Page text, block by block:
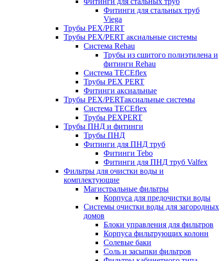
Фитинги для стальных труб
Viega
Трубы PEX/PERT
Трубы PEX/PERT аксиальные системы
Система Rehau
Трубы из сшитого полиэтилена и
фитинги Rehau
Система TECEflex
Трубы PEX PERT
Фитинги аксиальные
Трубы PEX/PERTаксиальные системы
Система TECEflex
Трубы PEXPERT
Трубы ПНД и фитинги
Трубы ПНД
Фитинги для ПНД труб
Фитинги Tebo
Фитинги для ПНД труб Valfex
Фильтры для очистки воды и
комплектующие
Магистральные фильтры
Корпуса для предочистки воды
Системы очистки воды для загородных
домов
Блоки управления для фильтров
Корпуса фильтрующих колонн
Солевые баки
Соль и засыпки фильтров